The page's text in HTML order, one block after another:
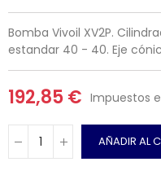
Bomba Vivoil XV2P.
estandar 40 - 40. Eje
192,85 € Impuestos
AÑADIR AL